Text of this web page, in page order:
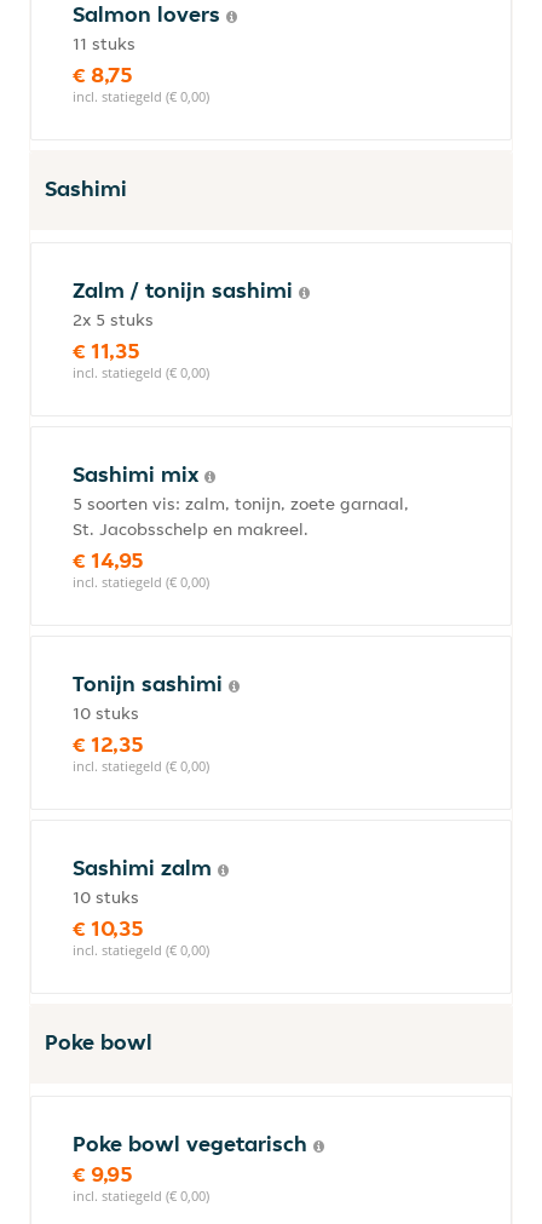
Salmon lovers
11 stuks
€ 8,75
incl. statiegeld (€ 0,00)
Sashimi
Zalm / tonijn sashimi
2x 5 stuks
€ 11,35
incl. statiegeld (€ 0,00)
Sashimi mix
5 soorten vis: zalm, tonijn, zoete garnaal,
St. Jacobsschelp en makreel.
€ 14,95
incl. statiegeld (€ 0,00)
Tonijn sashimi
10 stuks
€ 12,35
incl. statiegeld (€ 0,00)
Sashimi zalm
10 stuks
€ 10,35
incl. statiegeld (€ 0,00)
Poke bowl
Poke bowl vegetarisch
€ 9,95
incl. statiegeld (€ 0,00)